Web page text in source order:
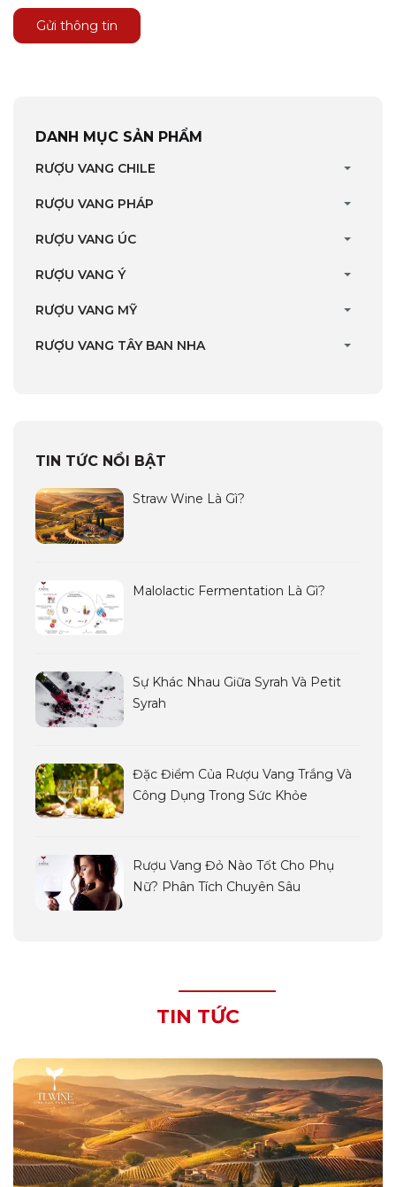
Gửi thông tin
DANH MỤC SẢN PHẨM
RƯỢU VANG CHILE
RƯỢU VANG PHÁP
RƯỢU VANG ÚC
RƯỢU VANG Ý
RƯỢU VANG MỸ
RƯỢU VANG TÂY BAN NHA
TIN TỨC NỔI BẬT
Straw Wine Là Gì?
Malolactic Fermentation Là Gì?
Sự Khác Nhau Giữa Syrah Và Petit
Syrah
Đặc Điểm Của Rượu Vang Trắng Và
Công Dụng Trong Sức Khỏe
Rượu Vang Đỏ Nào Tốt Cho Phụ
Nữ? Phân Tích Chuyên Sâu
TIN TỨC